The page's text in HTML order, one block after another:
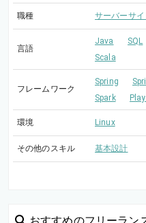
職種 サーバーサ
言語
Java SQL
Scala
フレームワーク
Spring
Spark
環境 Linux
その他のスキル 基本設計
おすすめのフリーラン